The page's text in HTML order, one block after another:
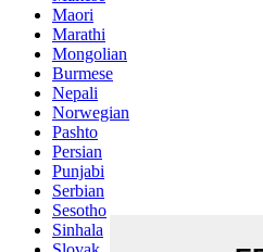
Maori
Marathi
Mongolian
Burmese
Nepali
Norwegian
Pashto
Persian
Punjabi
Serbian
Sesotho
Sinhala